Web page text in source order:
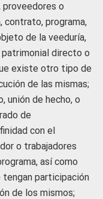
o
contrato, programa,
de la veeduría,
directo o
existe otro tipo de
de las mismas;
unión de hecho, o
de
con el
o trabajadores
así como
tengan participación
de los mismos;